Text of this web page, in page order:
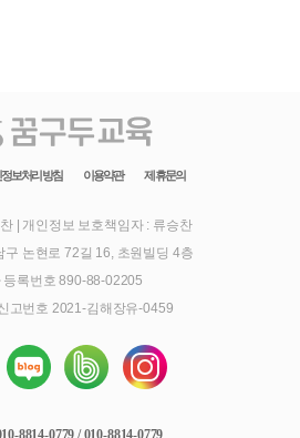
보처리방침 이용약관 제휴문의
| 개인정보 보호책임자 : 류승찬
구 논현로 72길 16, 초원빌딩 4층
등록번호 890-88-02205
고번호 2021-김해장유-0459
8814-0779 / 010-8814-0779